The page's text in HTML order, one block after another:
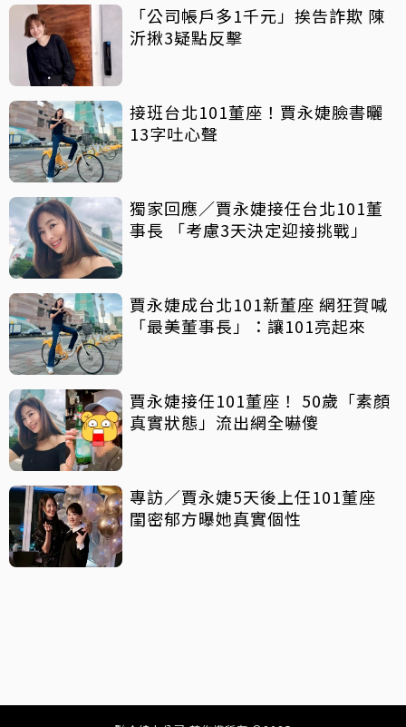
「公司帳戶多1千元」挨告詐欺 陳
沂揪3疑點反擊
接班台北101董座！賈永婕臉書曬
13字吐心聲
獨家回應／賈永婕接任台北101董
事長 「考慮3天決定迎接挑戰」
賈永婕成台北101新董座 網狂賀喊
「最美董事長」：讓101亮起來
賈永婕接任101董座！ 50歲「素顏
真實狀態」流出網全嚇傻
專訪／賈永婕5天後上任101董座
閨密郁方曝她真實個性